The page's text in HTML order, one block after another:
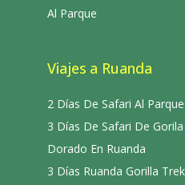
Al Parque
Viajes a Ruanda
2 Días De Safari Al
3 Días De Safari De
Dorado En Ruanda
3 Días Ruanda Gorilla